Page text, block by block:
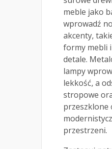
meble jako
wprowadź
akcenty,
formy mebli
detale.
lampy
lekkość, a
stropowe
przeszklone
przestrzeni.